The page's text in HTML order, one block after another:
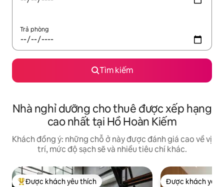
Trả phòng
Tìm kiếm
Nhà nghỉ dưỡng cho thuê được xếp hạng
cao nhất tại Hồ Hoàn Kiếm
Khách đồng ý: những chỗ ở này được đánh giá cao về vị
trí, mức độ sạch sẽ và nhiều tiêu chí khác.
Được khách yêu thích Được khách yêu